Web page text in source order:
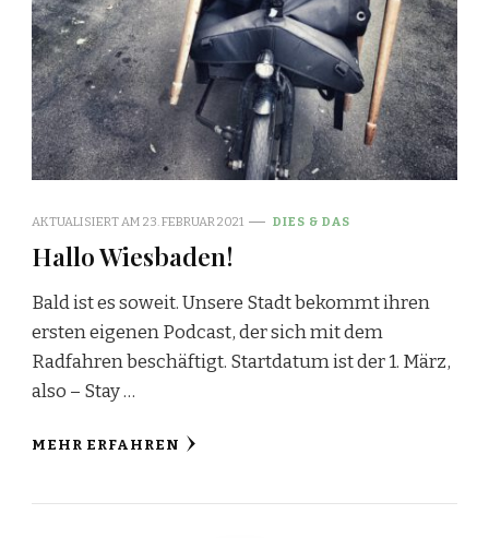
AKTUALISIERT AM 23. FEBRUAR 2021 DIES & DAS
Hallo Wiesbaden!
Bald ist es soweit. Unsere Stadt bekommt ihren
ersten eigenen Podcast, der sich mit dem
Radfahren beschäftigt. Startdatum ist der 1. März,
also – Stay …
MEHR ERFAHREN